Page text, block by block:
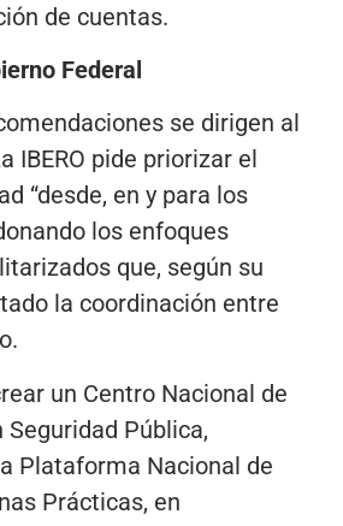
de cuentas.
Federal
se dirigen al
IBERO pide priorizar el
“desde, en y para los
los enfoques
que, según su
la coordinación entre
un Centro Nacional de
Pública,
Plataforma Nacional de
Prácticas, en